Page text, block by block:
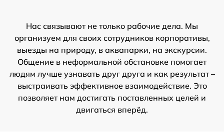
Нас связывают не только рабочие дела. Мы
организуем для своих сотрудников корпоративы,
выезды на природу, в аквапарки, на экскурсии.
Общение в неформальной обстановке помогает
людям лучше узнавать друг друга и как результат –
выстраивать эффективное взаимодействие. Это
позволяет нам достигать поставленных целей и
двигаться вперёд.